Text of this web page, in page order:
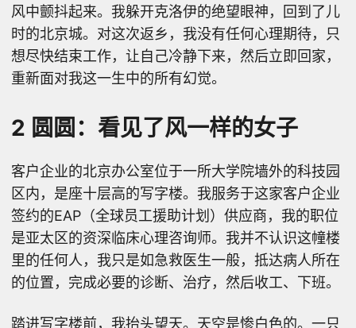
风中颤抖起来。我躲开克洛伊的绝望眼神，回到了儿
时的北京城。对这次返乡，我没有任何心理期待，只
想尽快结束工作，让自己冷静下来，然后立即回家，
重新面对我这一生中的所有幻觉。
2 圆圆：看见了风一样的女子
客户企业的北京办公室位于一所大学院墙外的科技园
区内，是座十层高的写字楼。我服务于这家客户企业
签约的EAP（全球员工援助计划）供应商，我的职位
是亚太区的资深临床心理咨询师。我并不认识这幢楼
里的任何人，我只是如急救医生一般，抵达病人所在
的位置，完成必要的诊断、治疗，然后收工、下班。
踏进写字楼前，我抬头望天。天空是惨白色的。一只